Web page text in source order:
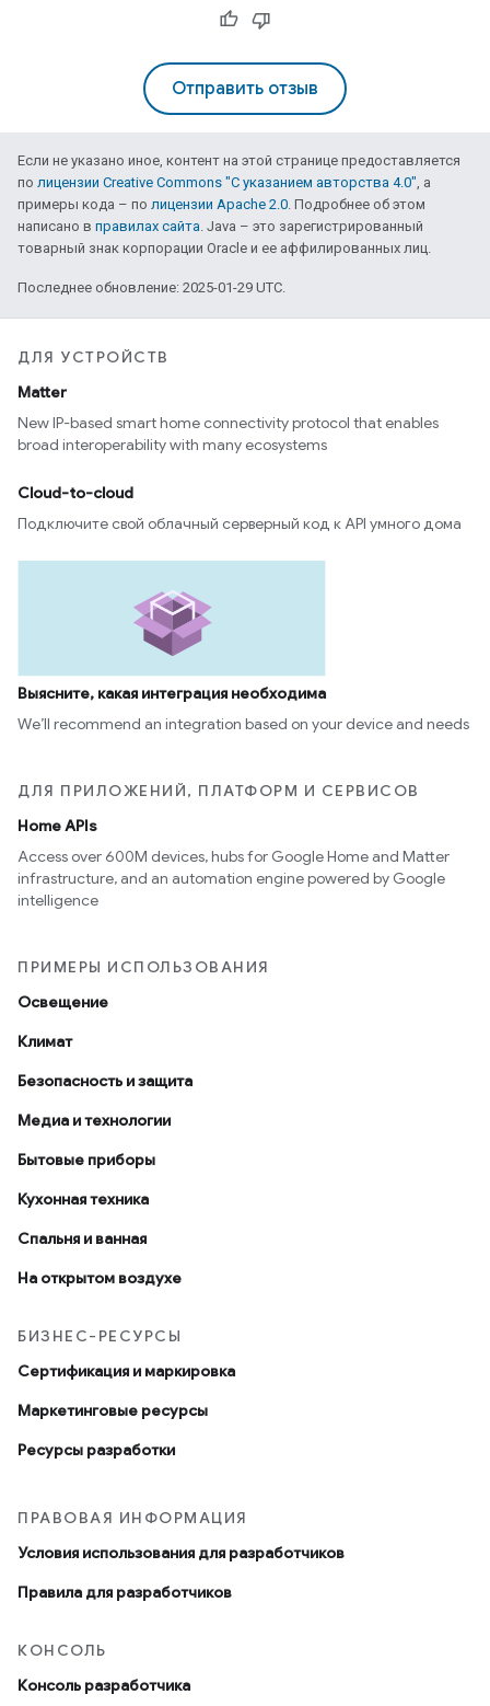
Отправить отзыв
Если не указано иное, контент на этой странице предоставляется
по лицензии Creative Commons "С указанием авторства 4.0", а
примеры кода – по лицензии Apache 2.0. Подробнее об этом
написано в правилах сайта. Java – это зарегистрированный
товарный знак корпорации Oracle и ее аффилированных лиц.
Последнее обновление: 2025-01-29 UTC.
ДЛЯ УСТРОЙСТВ
Matter
New IP-based smart home connectivity protocol that enables
broad interoperability with many ecosystems
Cloud-to-cloud
Подключите свой облачный серверный код к API умного дома
Выясните, какая интеграция необходима
We’ll recommend an integration based on your device and needs
ДЛЯ ПРИЛОЖЕНИЙ, ПЛАТФОРМ И СЕРВИСОВ
Home APIs
Access over 600M devices, hubs for Google Home and Matter
infrastructure, and an automation engine powered by Google
intelligence
ПРИМЕРЫ ИСПОЛЬЗОВАНИЯ
Освещение
Климат
Безопасность и защита
Медиа и технологии
Бытовые приборы
Кухонная техника
Спальня и ванная
На открытом воздухе
БИЗНЕС-РЕСУРСЫ
Сертификация и маркировка
Маркетинговые ресурсы
Ресурсы разработки
ПРАВОВАЯ ИНФОРМАЦИЯ
Условия использования для разработчиков
Правила для разработчиков
КОНСОЛЬ
Консоль разработчика